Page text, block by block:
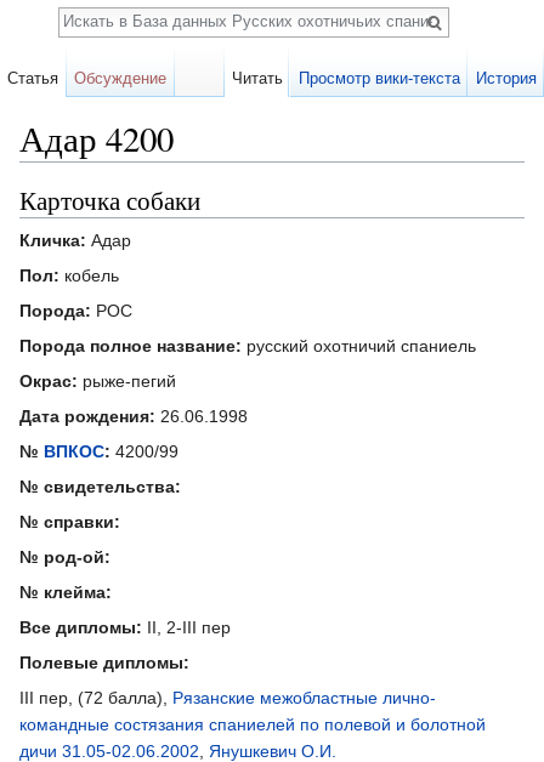
Адар 4200
Карточка собаки
Кличка: Адар
Пол: кобель
Порода: РОС
Порода полное название: русский охотничий спаниель
Окрас: рыже-пегий
Дата рождения: 26.06.1998
№ ВПКОС: 4200/99
№ свидетельства:
№ справки:
№ род-ой:
№ клейма:
Все дипломы: II, 2-III пер
Полевые дипломы:
III пер, (72 балла), Рязанские межобластные лично-
командные состязания спаниелей по полевой и болотной
дичи 31.05-02.06.2002
Янушкевич О.И.
Статья Обсуждение Читать Просмотр вики-текста История
Поиск